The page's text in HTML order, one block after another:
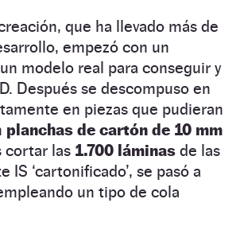
que ha llevado más de
empezó con un
modelo real para conseguir y
Después se descompuso en
en piezas que pudieran
planchas de cartón de 10 mm
cortar las 1.700 láminas de las
IS ‘cartonificado’, se pasó a
un tipo de cola